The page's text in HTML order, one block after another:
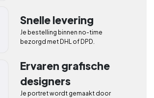
Snelle levering
Je bestelling binnen no-time
bezorgd met DHL of DPD.
Ervaren grafische
designers
Je portret wordt gemaakt door